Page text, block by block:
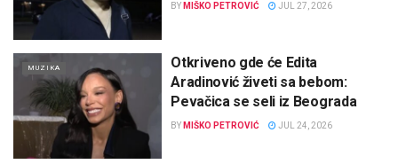
BY MIŠKO PETROVIĆ JUL 27, 2026
MUZIKA
Otkriveno gde će Edita
Aradinović živeti sa bebom:
Pevačica se seli iz Beograda
BY MIŠKO PETROVIĆ JUL 24, 2026